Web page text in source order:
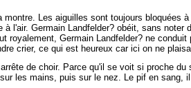
Les aiguilles sont toujours bloquées
l'air. Germain Landfelder? obéit, sans noter
royalement, Germain Landfelder? ne
crier, ce qui est heureux car ici on ne
de choir. Parce qu'il se voit si proche
les mains, puis sur le nez. Le pif en sang,